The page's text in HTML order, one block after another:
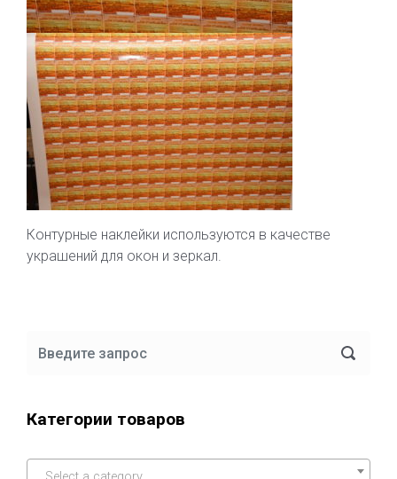
Контурные наклейки используются в качестве
украшений для окон и зеркал.
Категории товаров